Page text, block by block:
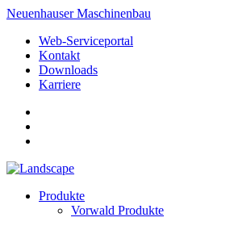
Neuenhauser Maschinenbau
Web-Serviceportal
Kontakt
Downloads
Karriere
Produkte
Vorwald Produkte